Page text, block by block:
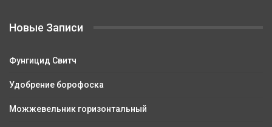
Новые Записи
Фунгицид Свитч
Удобрение борофоска
Можжевельник горизонтальный